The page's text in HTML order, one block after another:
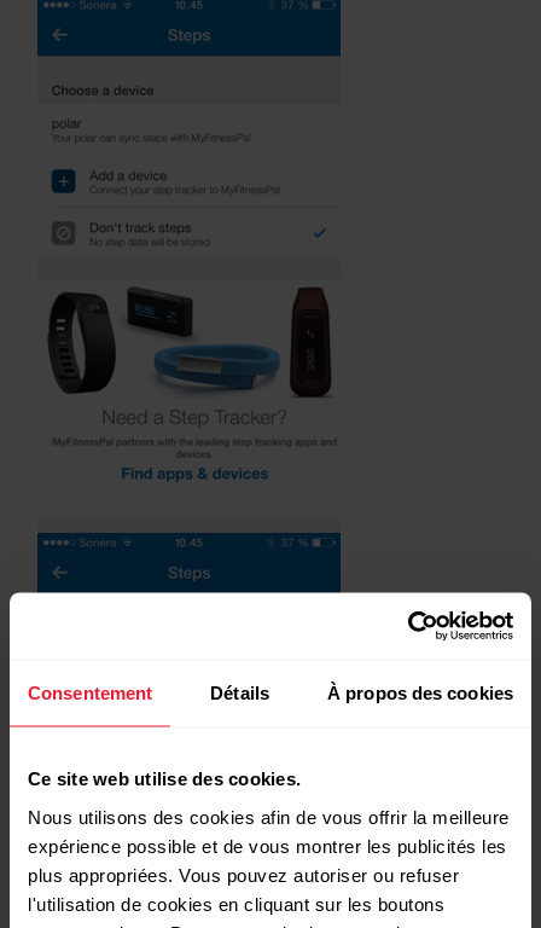
Consentement Détails À propos des cookies
Ce site web utilise des cookies.
Nous utilisons des cookies afin de vous offrir la meilleure
expérience possible et de vous montrer les publicités les
plus appropriées. Vous pouvez autoriser ou refuser
l'utilisation de cookies en cliquant sur les boutons